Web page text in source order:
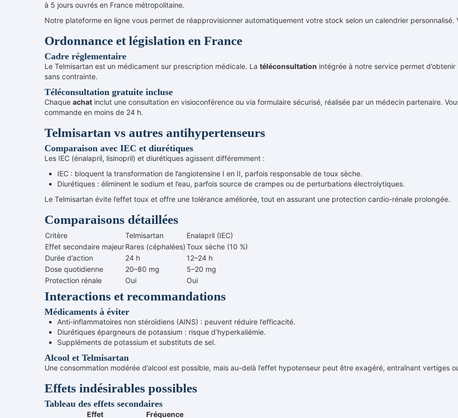
à 5 jours ouvrés en France métropolitaine.
Notre plateforme en ligne vous permet de réapprovisionner automatiquement votre stock selon un calendrier
Ordonnance et législation en France
Cadre réglementaire
Le Telmisartan est un médicament sur prescription médicale. La téléconsultation intégrée à notre service permet
sans contrainte.
Téléconsultation gratuite incluse
Chaque achat inclut une consultation en visioconférence ou via formulaire sécurisé, réalisée par un médecin partenaire.
commande en moins de 24 h.
Telmisartan vs autres antihypertenseurs
Comparaison avec IEC et diurétiques
Les IEC (énalapril, lisinopril) et diurétiques agissent différemment :
IEC : bloquent la transformation de l’angiotensine I en II, parfois responsable de toux sèche.
Diurétiques : éliminent le sodium et l’eau, parfois source de crampes ou de perturbations électrolytiques.
Le Telmisartan évite l’effet toux et offre une tolérance améliorée, tout en assurant une protection cardio-rénale prolongée.
Comparaisons détaillées
Critère Telmisartan
Enalapril (IEC)
Effet secondaire majeurRares (céphalées)Toux sèche (10 %)
Durée d’action
24 h
12–24 h
Dose quotidienne
20–80 mg
5–20 mg
Protection rénale
Oui Oui
Interactions et recommandations
Médicaments à éviter
Anti-inflammatoires non stéroïdiens (AINS) : peuvent réduire l’efficacité.
Diurétiques épargneurs de potassium : risque d’hyperkaliémie.
Suppléments de potassium et substituts de sel.
Alcool et Telmisartan
Une consommation modérée d’alcool est possible, mais au-delà l’effet hypotenseur peut être exagéré, entraînant vertiges
Effets indésirables possibles
Tableau des effets secondaires
Effet Fréquence